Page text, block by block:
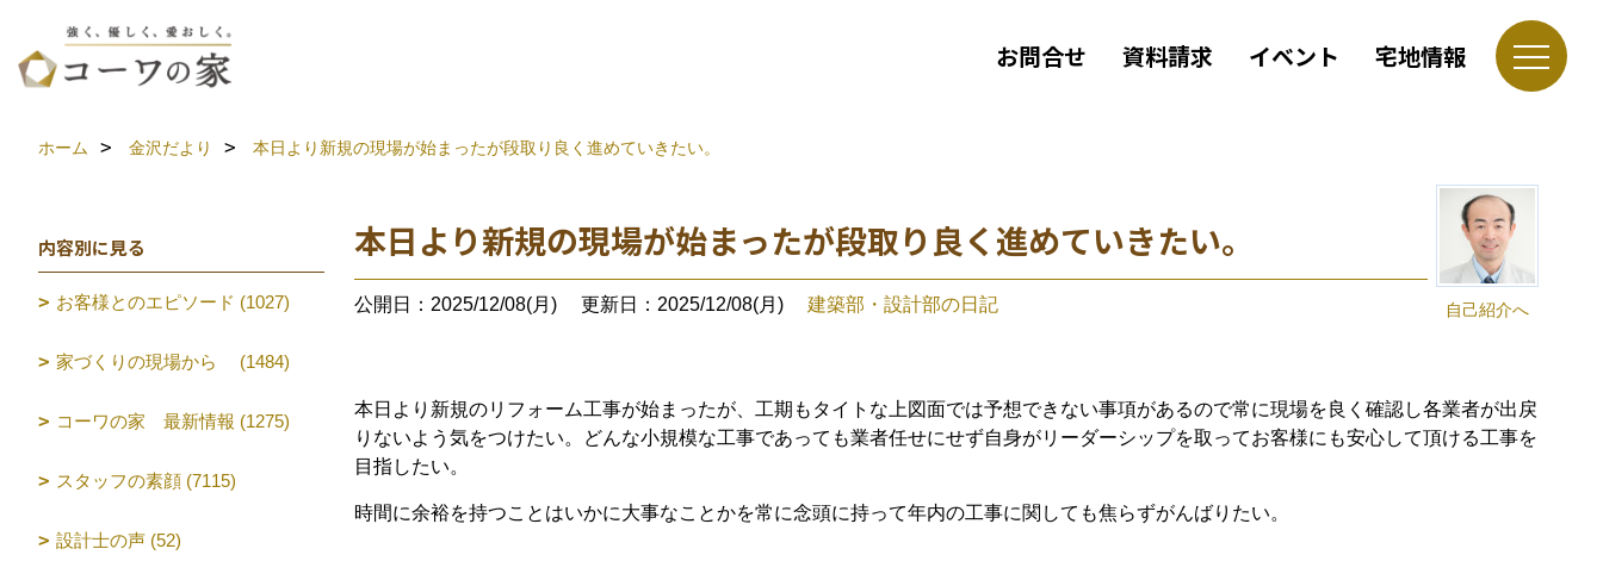
お問合せ 資料請求 イベント 宅地情報
ホーム 金沢だより 本日より新規の現場が始まったが段取り良く進めていきたい。
自己紹介へ
本日より新規の現場が始まったが段取り良く進めていきたい。
公開日：2025/12/08(月) 更新日：2025/12/08(月) 建築部・設計部の日記
本日より新規のリフォーム工事が始まったが、工期もタイトな上図面では予想できない事項があるので常に現場を良く確認し各業者が出戻
りないよう気をつけたい。どんな小規模な工事であっても業者任せにせず自身がリーダーシップを取ってお客様にも安心して頂ける工事を
目指したい。
時間に余裕を持つことはいかに大事なことかを常に念頭に持って年内の工事に関しても焦らずがんばりたい。
内容別に見る
お客様とのエピソード (1027)
家づくりの現場から (1484)
コーワの家 最新情報 (1275)
スタッフの素顔 (7115)
設計士の声 (52)